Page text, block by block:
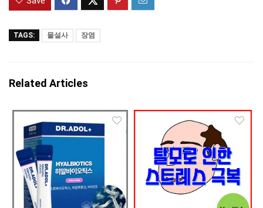
TAGS: 물설사 장염
Related Articles